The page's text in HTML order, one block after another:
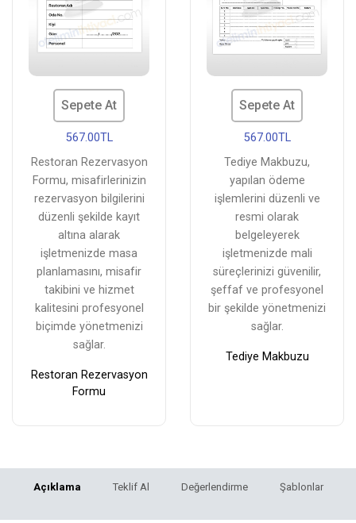
Açıklama Teklif Al Değerlendirme Şablonlar
Sepete At
567.00TL
Restoran Rezervasyon
Formu, misafirlerinizin
rezervasyon bilgilerini
düzenli şekilde kayıt
altına alarak
işletmenizde masa
planlamasını, misafir
takibini ve hizmet
kalitesini profesyonel
biçimde yönetmenizi
sağlar.
Restoran Rezervasyon
Formu
Sepete At
567.00TL
Tediye Makbuzu,
yapılan ödeme
işlemlerini düzenli ve
resmi olarak
belgeleyerek
işletmenizde mali
süreçlerinizi güvenilir,
şeffaf ve profesyonel
bir şekilde yönetmenizi
sağlar.
Tediye Makbuzu